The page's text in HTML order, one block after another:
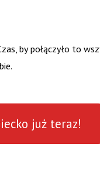
by połączyło to
już teraz!